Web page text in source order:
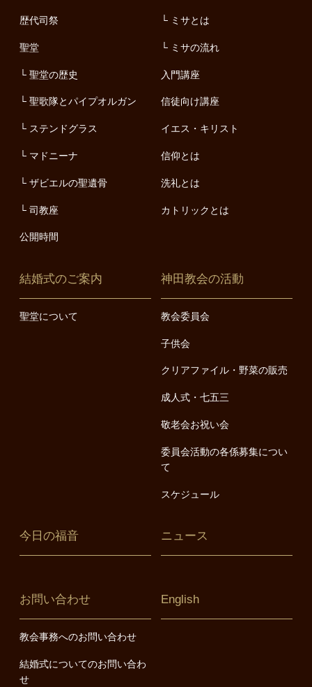
歴代司祭
聖堂
聖堂の歴史
聖歌隊とパイプオルガン
ステンドグラス
マドニーナ
ザビエルの聖遺骨
司教座
公開時間
ミサとは
ミサの流れ
入門講座
信徒向け講座
イエス・キリスト
信仰とは
洗礼とは
カトリックとは
結婚式のご案内
聖堂について
神田教会の活動
教会委員会
子供会
クリアファイル・野菜の販売
成人式・七五三
敬老会お祝い会
委員会活動の各係募集につい
て
スケジュール
今日の福音 ニュース
お問い合わせ
教会事務へのお問い合わせ
結婚式についてのお問い合わ
せ
English